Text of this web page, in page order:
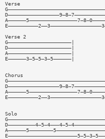
Verse
Verse 2
G—————————————————————|
D—————————————————————|
A—————————————————————|
E——————3—5—5—3—5——————|
Chorus
Solo